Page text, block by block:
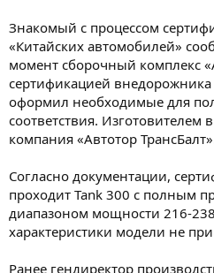
Знакомый с процессом
«Китайских автомобилей»
момент сборочный комплекс
сертификацией внедорожника
оформил необходимые для
соответствия. Изготовителем
компания «Автотор
Согласно документации,
проходит Tank 300 с полным
диапазоном мощности 216-
характеристики модели не
Ранее гендиректор